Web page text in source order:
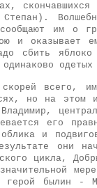
сообщают им
и оказывает
сбить
одинаково
всего,
но на этом
его
облика и
они
цикла,
былин -